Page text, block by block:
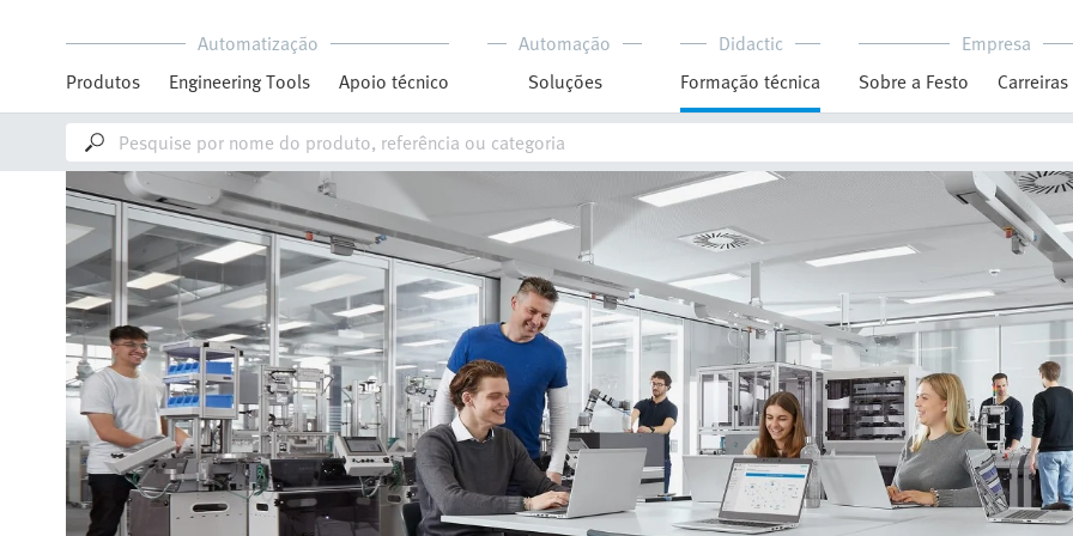
Automatização
Produtos
Engineering Tools Apoio técnico
Automação
Soluções
Didactic
Formação técnica
Empresa
Sobre a Festo
Carreiras